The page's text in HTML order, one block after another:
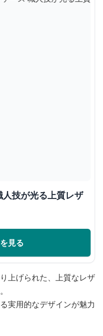
技が光る上質レザ
見る
上げられた、上質なレザ
実用的なデザインが魅力